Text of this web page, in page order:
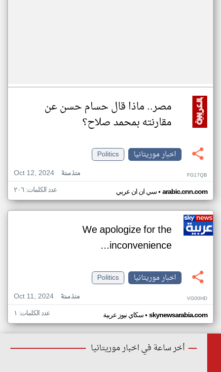
مصر.. ماذا قال حسام حسن عن
مقارنته بمحمد صلاح؟
اخبار موريتانيا
Politics
Oct 12, 2024
منذ سنة FG17QB
سي ان ان عربي• arabic.cnn.com عدد الكلمات: ٢٠٦
We apologize for the
inconvenience...
اخبار موريتانيا
Politics
Oct 11, 2024
منذ سنة VG00HD
سكاي نيوز عربية• skynewsarabia.com عدد الكلمات: ١
أخر ساعة في اخبار موريتانيا